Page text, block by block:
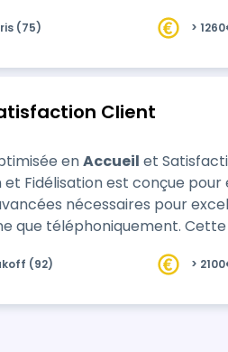
(75) >
Client
enAccueil et
Fidélisation est conçue pour
nécessaires pour
que téléphoniquement.
(92) >